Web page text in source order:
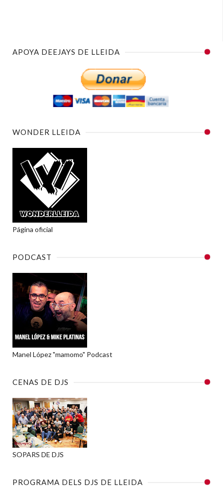
APOYA DEEJAYS DE LLEIDA
WONDER LLEIDA
Página oficial
PODCAST
Manel López "mamomo" Podcast
CENAS DE DJS
SOPARS DE DJS
PROGRAMA DELS DJS DE LLEIDA